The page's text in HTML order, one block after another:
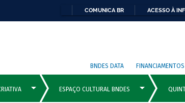
COMUNICA BR ACESSO À
BNDES DATA FINANCIAMENTOS